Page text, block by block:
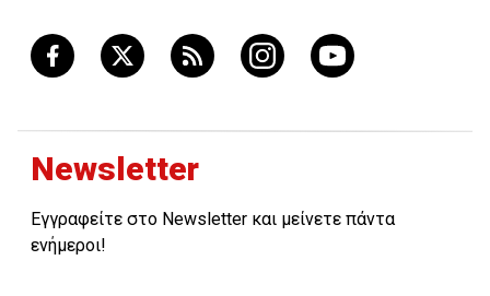
Newsletter
Εγγραφείτε στο Newsletter και μείνετε πάντα
ενήμεροι!